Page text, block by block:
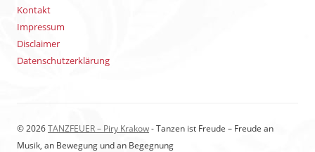
Kontakt
Impressum
Disclaimer
Datenschutzerklärung
© 2026TANZFEUER – Piry Krakow- Tanzen ist Freude – Freude an
Musik, an Bewegung und an Begegnung